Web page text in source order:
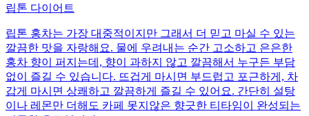
립톤 다이어트
립톤 홍차는 가장 대중적이지만 그래서 더 믿고 마실 수 있는
깔끔한 맛을 자랑해요. 물에 우려내는 순간 고소하고 은은한
홍차 향이 퍼지는데, 향이 과하지 않고 깔끔해서 누구든 부담
없이 즐길 수 있습니다. 뜨겁게 마시면 부드럽고 포근하게, 차
갑게 마시면 상쾌하고 깔끔하게 즐길 수 있어요. 간단히 설탕
이나 레몬만 더해도 카페 못지않은 향긋한 티타임이 완성되는